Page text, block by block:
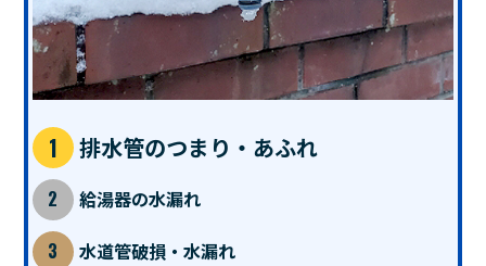
排水管のつまり・あふれ
給湯器の水漏れ
水道管破損・水漏れ